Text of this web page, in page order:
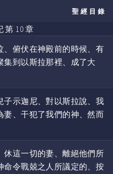
聖經目錄
第 10 章
、俯伏在神殿前的時候、有
集到以斯拉那裡、成了大
子示迦尼、對以斯拉說、我
妻、干犯了我們的神、然而
休這一切的妻、離絕他們所
命令戰兢之人所議定的、按